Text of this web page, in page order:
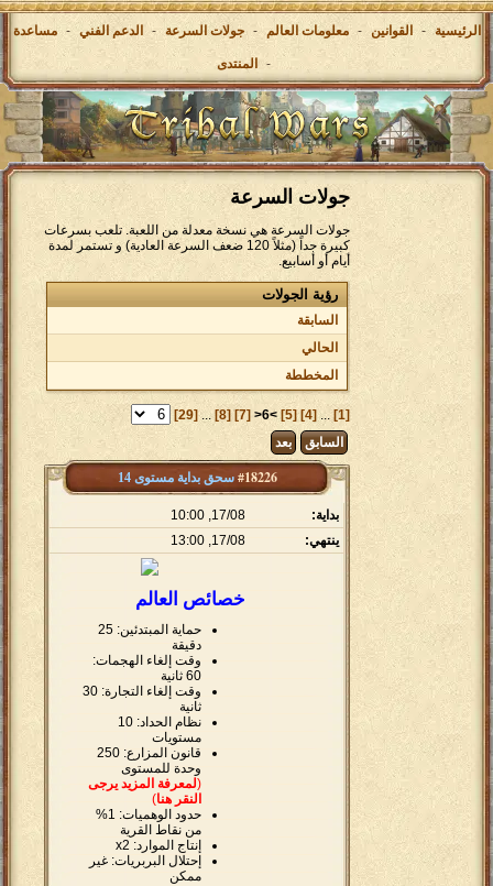
الرئيسية - القوانين - معلومات العالم - جولات السرعة - الدعم الفني - مساعدة
- المنتدى
جولات السرعة
جولات السرعة هي نسخة معدلة من اللعبة. تلعب بسرعات
كبيرة جداً (مثلاً 120 ضعف السرعة العادية) و تستمر لمدة
أيام أو أسابيع.
رؤية الجولات
السابقة
الحالي
المخططة
[1]
...
[4]
[5]
>6<
[7]
[8]
...
[29]
السابق
بعد
#18226 سحق بداية مستوى 14
بداية:
17/08, 10:00
ينتهي:
17/08, 13:00
خصائص العالم
حماية المبتدئين: 25
دقيقة
وقت إلغاء الهجمات:
60 ثانية
وقت إلغاء التجارة: 30
ثانية
نظام الحداد: 10
مستويات
قانون المزارع: 250
وحدة للمستوى
(لمعرفة المزيد يرجى
النقر هنا)
حدود الوهميات: 1%
من نقاط القرية
إنتاج الموارد: x2
إحتلال البربريات: غير
ممكن